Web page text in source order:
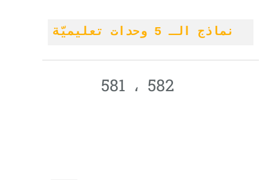
نماذج الـ 5 وحدات تعليميّة
582 ، 581